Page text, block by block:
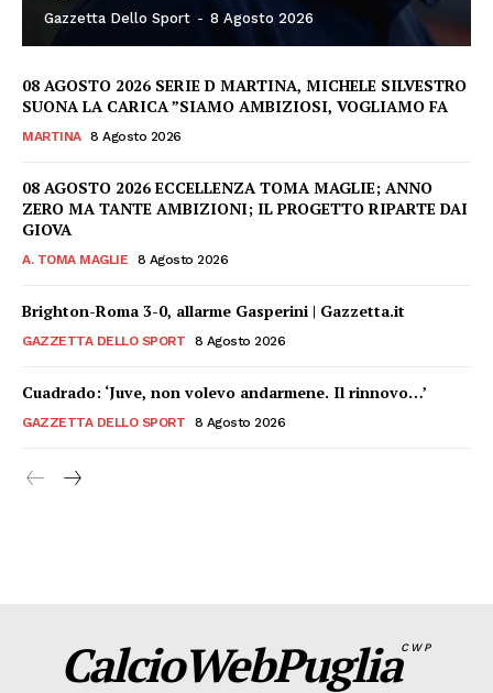
Gazzetta Dello Sport - 8 Agosto 2026
08 AGOSTO 2026 SERIE D MARTINA, MICHELE SILVESTRO
SUONA LA CARICA ”SIAMO AMBIZIOSI, VOGLIAMO FA
MARTINA 8 Agosto 2026
08 AGOSTO 2026 ECCELLENZA TOMA MAGLIE; ANNO
ZERO MA TANTE AMBIZIONI; IL PROGETTO RIPARTE DAI
GIOVA
A. TOMA MAGLIE 8 Agosto 2026
Brighton-Roma 3-0, allarme Gasperini | Gazzetta.it
GAZZETTA DELLO SPORT 8 Agosto 2026
Cuadrado: ‘Juve, non volevo andarmene. Il rinnovo…’
GAZZETTA DELLO SPORT 8 Agosto 2026
CalcioWebPugliaCWP